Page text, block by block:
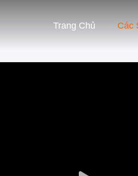
Trang Chủ Các